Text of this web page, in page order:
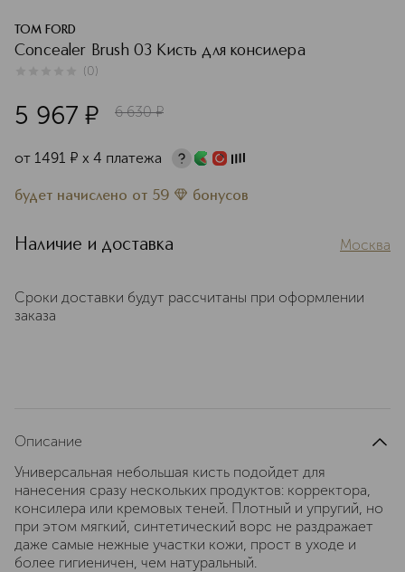
TOM FORD
Concealer Brush 03 Кисть для консилера
(0)
5 967 ¤ 6 630 ¤
от 1491 ¤ х 4 платежа
будет начислено от 59 бонусов
Наличие и доставка Москва
Сроки доставки будут рассчитаны при оформлении
заказа
Описание
Универсальная небольшая кисть подойдет для
нанесения сразу нескольких продуктов: корректора,
консилера или кремовых теней. Плотный и упругий, но
при этом мягкий, синтетический ворс не раздражает
даже самые нежные участки кожи, прост в уходе и
более гигиеничен, чем натуральный.